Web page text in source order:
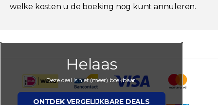
welke kosten u de boeking nog kunt annuleren.
Helaas
Deze deal is niet (meer) boekbaar!
ONTDEK VERGELIJKBARE DEALS